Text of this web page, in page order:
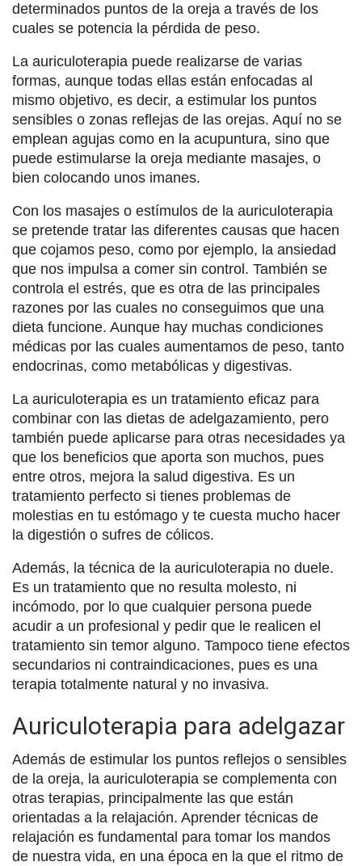
determinados puntos de la oreja a través de los
cuales se potencia la pérdida de peso.
La auriculoterapia puede realizarse de varias
formas, aunque todas ellas están enfocadas al
mismo objetivo, es decir, a estimular los puntos
sensibles o zonas reflejas de las orejas. Aquí no se
emplean agujas como en la acupuntura, sino que
puede estimularse la oreja mediante masajes, o
bien colocando unos imanes.
Con los masajes o estímulos de la auriculoterapia
se pretende tratar las diferentes causas que hacen
que cojamos peso, como por ejemplo, la ansiedad
que nos impulsa a comer sin control. También se
controla el estrés, que es otra de las principales
razones por las cuales no conseguimos que una
dieta funcione. Aunque hay muchas condiciones
médicas por las cuales aumentamos de peso, tanto
endocrinas, como metabólicas y digestivas.
La auriculoterapia es un tratamiento eficaz para
combinar con las dietas de adelgazamiento, pero
también puede aplicarse para otras necesidades ya
que los beneficios que aporta son muchos, pues
entre otros, mejora la salud digestiva. Es un
tratamiento perfecto si tienes problemas de
molestias en tu estómago y te cuesta mucho hacer
la digestión o sufres de cólicos.
Además, la técnica de la auriculoterapia no duele.
Es un tratamiento que no resulta molesto, ni
incómodo, por lo que cualquier persona puede
acudir a un profesional y pedir que le realicen el
tratamiento sin temor alguno. Tampoco tiene efectos
secundarios ni contraindicaciones, pues es una
terapia totalmente natural y no invasiva.
Auriculoterapia para adelgazar
Además de estimular los puntos reflejos o sensibles
de la oreja, la auriculoterapia se complementa con
otras terapias, principalmente las que están
orientadas a la relajación. Aprender técnicas de
relajación es fundamental para tomar los mandos
de nuestra vida, en una época en la que el ritmo de